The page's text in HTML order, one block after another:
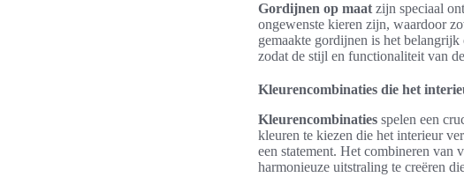
Gordijnen op maat zijn speciaal
ongewenste kieren zijn, waardoor
gemaakte gordijnen is het
zodat de stijl en functionaliteit van
Kleurencombinaties die het
Kleurencombinaties spelen een
kleuren te kiezen die het interieur
een statement. Het combineren van
harmonieuze uitstraling te creëren